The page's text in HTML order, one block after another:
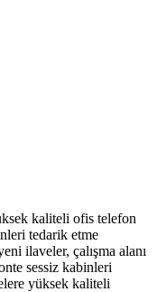
kaliteli ofis telefon
tedarik etme
ilaveler, çalışma alanı
sessiz kabinleri
yüksek kaliteli